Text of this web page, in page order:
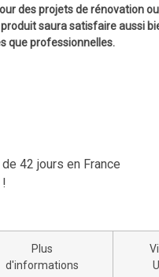
des projets de rénovation
saura satisfaire aussi
que professionnelles.
42 jours en France
Plus
d'informations